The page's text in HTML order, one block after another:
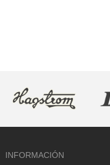
INFORMACIÓN